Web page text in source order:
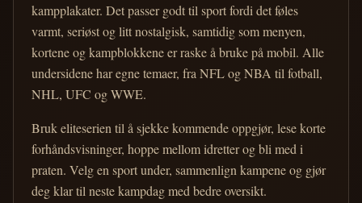
kampplakater. Det passer godt til sport fordi det føles
varmt, seriøst og litt nostalgisk, samtidig som menyen,
kortene og kampblokkene er raske å bruke på mobil. Alle
undersidene har egne temaer, fra NFL og NBA til fotball,
NHL, UFC og WWE.
Bruk eliteserien til å sjekke kommende oppgjør, lese korte
forhåndsvisninger, hoppe mellom idretter og bli med i
praten. Velg en sport under, sammenlign kampene og gjør
deg klar til neste kampdag med bedre oversikt.